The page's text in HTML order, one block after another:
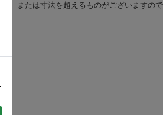
、または寸法を超えるものがございますの